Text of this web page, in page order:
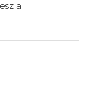
a